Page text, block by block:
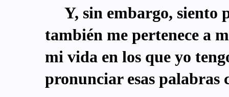
Y, sin embargo, siento
también me pertenece a
mi vida en los que yo
pronunciar esas palabras